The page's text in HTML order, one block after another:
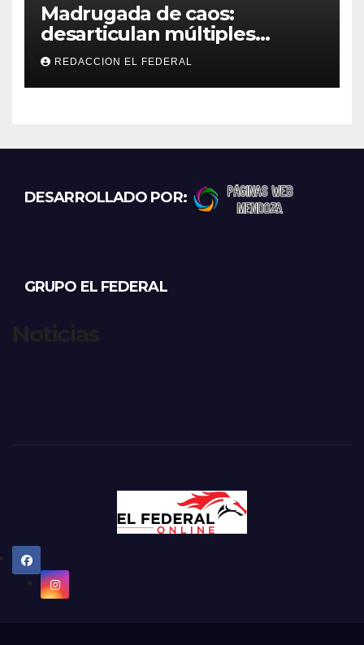
Madrugada de caos:
desarticulan múltiples
“rodadas” y detienen a
motociclistas violentos
REDACCION EL FEDERAL
DESARROLLADO POR:
GRUPO EL FEDERAL